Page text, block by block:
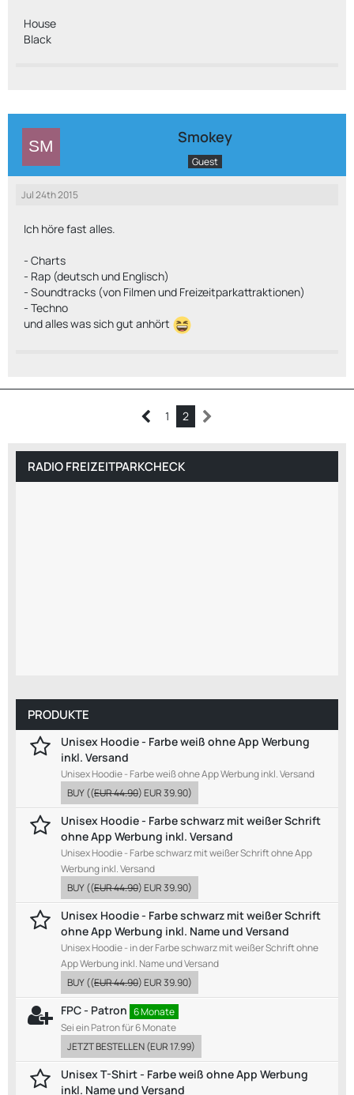
House
Black
Smokey
Guest
Jul 24th 2015
Ich höre fast alles.
- Charts
- Rap (deutsch und Englisch)
- Soundtracks (von Filmen und Freizeitparkattraktionen)
- Techno
und alles was sich gut anhört
1 2
RADIO FREIZEITPARKCHECK
PRODUKTE
Unisex Hoodie - Farbe weiß ohne App Werbung
inkl. Versand
Unisex Hoodie - Farbe weiß ohne App Werbung inkl. Versand
BUY((EUR 44.90)EUR 39.90)
Unisex Hoodie - Farbe schwarz mit weißer Schrift
ohne App Werbung inkl. Versand
Unisex Hoodie - Farbe schwarz mit weißer Schrift ohne App
Werbung inkl. Versand
BUY((EUR 44.90)EUR 39.90)
Unisex Hoodie - Farbe schwarz mit weißer Schrift
ohne App Werbung inkl. Name und Versand
Unisex Hoodie - in der Farbe schwarz mit weißer Schrift ohne
App Werbung inkl. Name und Versand
BUY((EUR 44.90)EUR 39.90)
FPC - Patron 6 Monate
Sei ein Patron für 6 Monate
JETZT BESTELLEN(EUR 17.99)
Unisex T-Shirt - Farbe weiß ohne App Werbung
inkl. Name und Versand